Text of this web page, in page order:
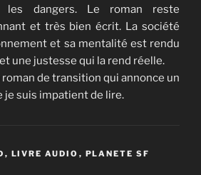
les dangers. Le roman reste
et très bien écrit. La société
et sa mentalité est rendu
une justesse qui la rend réelle.
de transition qui annonce un
suis impatient de lire.
, LIVRE AUDIO , PLANETE SF